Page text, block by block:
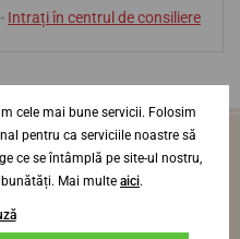
Intrați în centrul de consiliere
noutăți din lumea
adresa ta de e-mail
cele mai bune servicii. Folosim
pentru ca serviciile noastre să
ce se întâmplă pe site-ul nostru,
Mai multe aici.